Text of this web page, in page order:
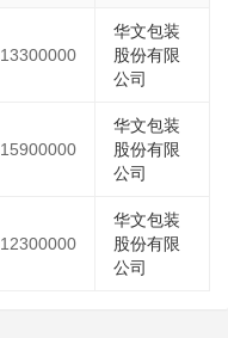
13300000
华文包装
股份有限
公司
15900000
华文包装
股份有限
公司
12300000
华文包装
股份有限
公司